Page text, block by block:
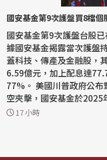
國安基金第9次護盤買8檔
國安基金第9次護盤台股
據國安基金揭露當次護盤
蓋科技、傳產及金融股，
6.59億元，加上配息達
77%。 美國川普政府公布對各國課徵對等關稅措施等利
空夾擊，國安基金於
6...17 小時